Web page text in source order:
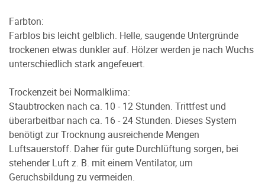
Farbton:
Farblos bis leicht gelblich. Helle, saugende Untergründe
trockenen etwas dunkler auf. Hölzer werden je nach Wuchs
unterschiedlich stark angefeuert.
Trockenzeit bei Normalklima:
Staubtrocken nach ca. 10 - 12 Stunden. Trittfest und
überarbeitbar nach ca. 16 - 24 Stunden. Dieses System
benötigt zur Trocknung ausreichende Mengen
Luftsauerstoff. Daher für gute Durchlüftung sorgen, bei
stehender Luft z. B. mit einem Ventilator, um
Geruchsbildung zu vermeiden.